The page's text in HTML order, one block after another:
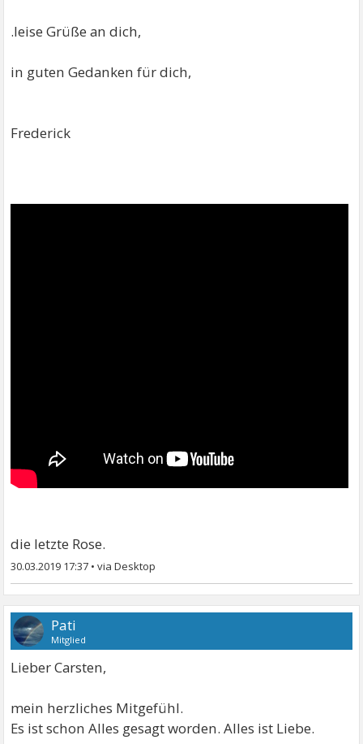
.leise Grüße an dich,
in guten Gedanken für dich,
Frederick
die letzte Rose.
30.03.2019 17:37 •
Pati
Mitglied
Lieber Carsten,
mein herzliches Mitgefühl.
Es ist schon Alles gesagt worden. Alles ist Liebe.